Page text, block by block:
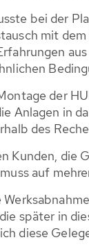
bei der
mit
der
Anlagen in
des
Kunden,
auf
später in
diese